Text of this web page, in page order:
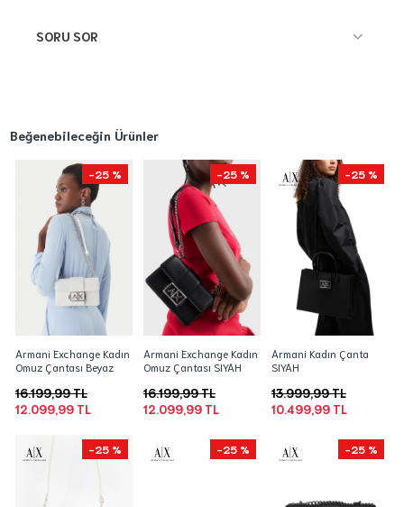
SORU SOR
Beğenebileceğin Ürünler
-25 %
Armani Exchange Kadın
Omuz Çantası Beyaz
12.099,99 TL
16.199,99 TL
-25 %
Armani Exchange Kadın
Omuz Çantası SIYAH
12.099,99 TL
16.199,99 TL
-25 %
Armani Kadın Çanta
SIYAH
10.499,99 TL
13.999,99 TL
-25 % -25 % -25 %